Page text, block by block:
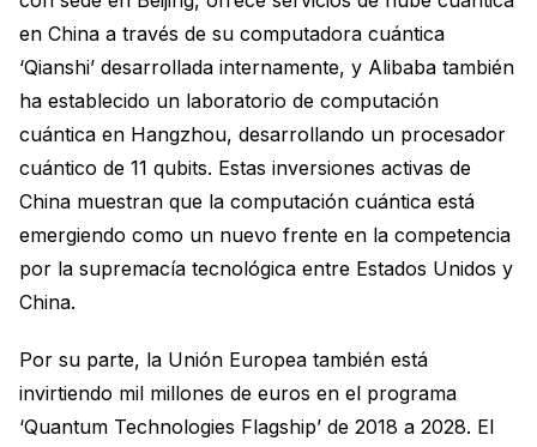
en China a través de su computadora cuántica
‘Qianshi’ desarrollada internamente, y Alibaba también
ha establecido un laboratorio de computación
cuántica en Hangzhou, desarrollando un procesador
cuántico de 11 qubits. Estas inversiones activas de
China muestran que la computación cuántica está
emergiendo como un nuevo frente en la competencia
por la supremacía tecnológica entre Estados Unidos y
China.
Por su parte, la Unión Europea también está
invirtiendo mil millones de euros en el programa
‘Quantum Technologies Flagship’ de 2018 a 2028. El